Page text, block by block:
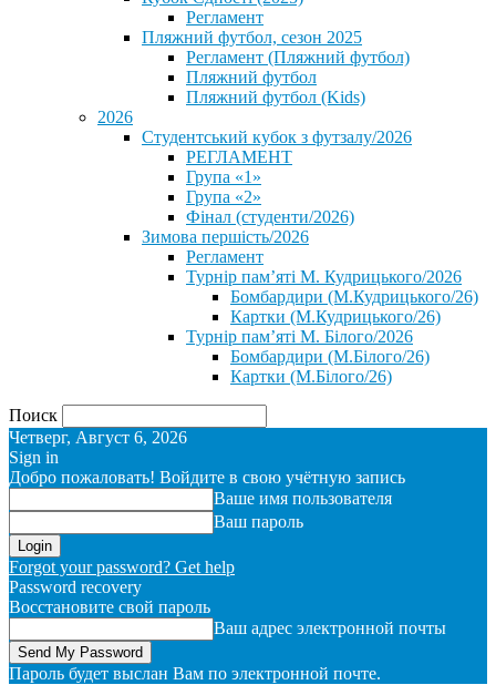
Регламент
Пляжний футбол, сезон 2025
Регламент (Пляжний футбол)
Пляжний футбол
Пляжний футбол (Kids)
2026
Студентський кубок з футзалу/2026
РЕГЛАМЕНТ
Група «1»
Група «2»
Фінал (студенти/2026)
⁨Зимова першість/2026⁩
Регламент
Турнір пам’яті М. Кудрицького/2026
Бомбардири (М.Кудрицького/26)
Картки (М.Кудрицького/26)
Турнір пам’яті М. Білого/2026
Бомбардири (М.Білого/26)
Картки (М.Білого/26)
Поиск
Четверг, Август 6, 2026
Sign in
Добро пожаловать! Войдите в свою учётную запись
Ваше имя пользователя
Ваш пароль
Forgot your password? Get help
Password recovery
Восстановите свой пароль
Ваш адрес электронной почты
Пароль будет выслан Вам по электронной почте.